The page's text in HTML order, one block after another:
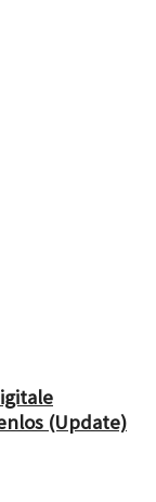
(Update)